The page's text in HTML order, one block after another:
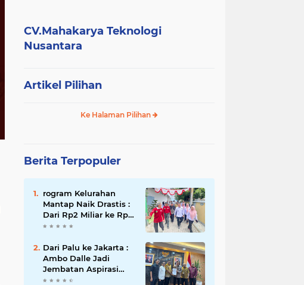
CV.Mahakarya Teknologi
Nusantara
Artikel Pilihan
Ke Halaman Pilihan
Berita Terpopuler
rogram Kelurahan
Mantap Naik Drastis :
Dari Rp2 Miliar ke Rp5
Miliar, Tiap Kelurahan
Juta
Dari Palu ke Jakarta :
Ambo Dalle Jadi
Jembatan Aspirasi
Mahasiswa untuk Presiden